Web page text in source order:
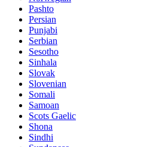
Pashto
Persian
Punjabi
Serbian
Sesotho
Sinhala
Slovak
Slovenian
Somali
Samoan
Scots Gaelic
Shona
Sindhi